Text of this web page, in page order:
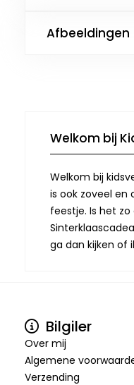
Afbeeldingen
Welkom bij
Welkom bij
is ook zoveel en
feestje. Is het
ga dan kijken of
Bilgiler
Over mij
Algemene
Verzending